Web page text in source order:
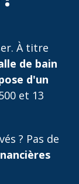
À titre
de bain
d'un
et 13
? Pas de